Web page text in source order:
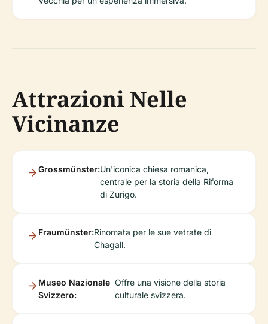
Attrazioni Nelle
Vicinanze
Grossmünster:Un'iconica chiesa romanica,
centrale per la storia della Riforma
di Zurigo.
Fraumünster:Rinomata per le sue vetrate di
Chagall.
Museo Nazionale
Svizzero:
Offre una visione della storia
culturale svizzera.